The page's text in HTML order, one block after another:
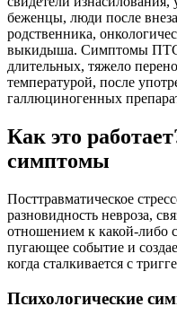
беженцы, люди после
родственника,
выкидыша. Симптомы
длительных, тяжело
температурой, после
галлюциногенных
Как это
симптомы
Посттравматическое
разновидность невроза,
отношением к какой-либо
пугающее событие и
когда сталкивается с
Психологические